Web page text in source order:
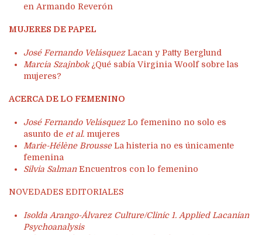
en Armando Reverón
MUJERES DE PAPEL
José Fernando VelásquezLacan y Patty Berglund
Marcia Szajnbok¿Qué sabía Virginia Woolf sobre las
mujeres?
ACERCA DE LO FEMENINO
José Fernando VelásquezLo femenino no solo es
asunto de et al. mujeres
Marie-Hélène BrousseLa histeria no es únicamente
femenina
Silvia Salman Encuentros con lo femenino
NOVEDADES EDITORIALES
Isolda Arango-Álvarez Culture/Clinic 1. Applied Lacanian
Psychoanalysis